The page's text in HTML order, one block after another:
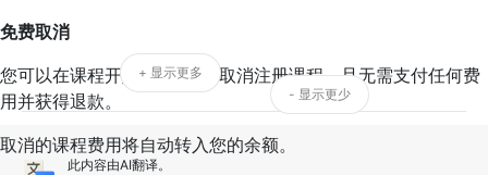
此内容由AI翻译。
免费取消
您可以在课程开始日期前7天取消注册课程，且无需支付任何费
用并获得退款。
取消的课程费用将自动转入您的余额。
+ 显示更多
- 显示更少